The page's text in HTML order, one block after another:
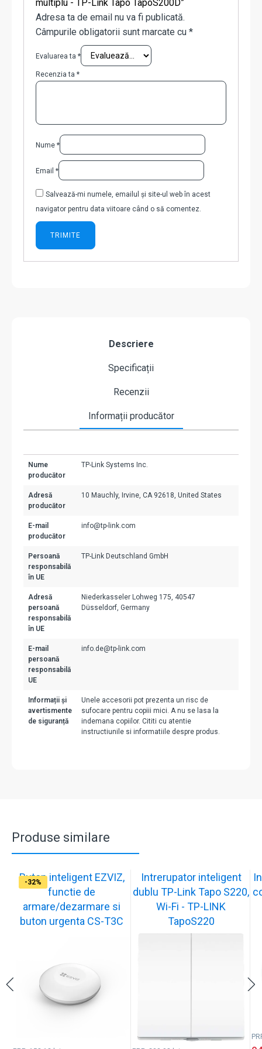
multiplu - TP-Link Tapo TapoS200D”
Adresa ta de email nu va fi publicată.
Câmpurile obligatorii sunt marcate cu *
Evaluarea ta *
Recenzia ta *
Nume *
Email *
Salvează-mi numele, emailul și site-ul web în acest
navigator pentru data viitoare când o să comentez.
Descriere
Specificații
Recenzii
Informații producător
Nume
producător
TP-Link Systems Inc.
Adresă
producător
10 Mauchly, Irvine, CA 92618, United States
E-mail
producător
info@tp-link.com
Persoană
responsabilă
în UE
TP-Link Deutschland GmbH
Adresă
persoană
responsabilă
în UE
Niederkasseler Lohweg 175, 40547
Düsseldorf, Germany
E-mail
persoană
responsabilă
UE
info.de@tp-link.com
Informații și
avertismente
de siguranță
Unele accesorii pot prezenta un risc de
sufocare pentru copiii mici. A nu se lasa la
indemana copiilor. Cititi cu atentie
instructiunile si informatiile despre produs.
Produse similare
-17%
Buton inteligent EZVIZ,
functie de
armare/dezarmare si
buton urgenta CS-T3C
-32%
Intrerupator inteligent
dublu TP-Link Tapo S220,
Wi-Fi - TP-LINK
TapoS220
-32%